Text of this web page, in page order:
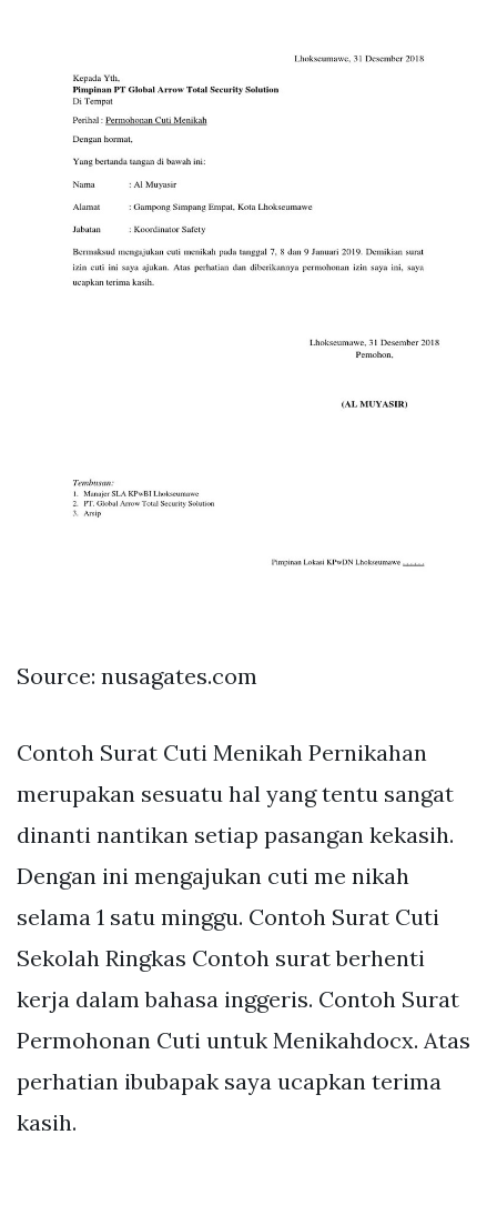
Source: nusagates.com
Contoh Surat Cuti Menikah Pernikahan
merupakan sesuatu hal yang tentu sangat
dinanti nantikan setiap pasangan kekasih.
Dengan ini mengajukan cuti me nikah
selama 1 satu minggu. Contoh Surat Cuti
Sekolah Ringkas Contoh surat berhenti
kerja dalam bahasa inggeris. Contoh Surat
Permohonan Cuti untuk Menikahdocx. Atas
perhatian ibubapak saya ucapkan terima
kasih.